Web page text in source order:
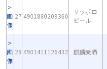
画
像
27 4901880209360
サッポロ
ビール
画
像
28 4901411126432 麒麟麦酒